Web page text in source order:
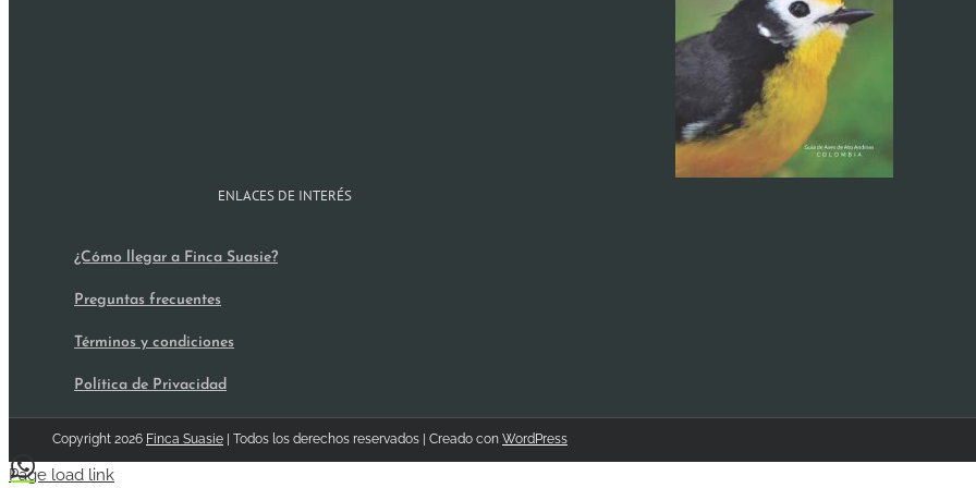
ENLACES DE INTERÉS
¿Cómo llegar a Finca Suasie?
Preguntas frecuentes
Términos y condiciones
Política de Privacidad
Copyright 2026 Finca Suasie | Todos los derechos reservados | Creado con WordPress
Page load link